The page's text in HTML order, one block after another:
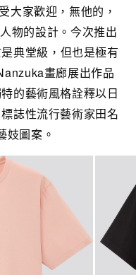
大家歡迎，無他的，
物的設計。今次推出
典堂級，但也是極有
畫廊展出作品
的藝術風格詮釋以日
誌性流行藝術家田名
妓圖案。